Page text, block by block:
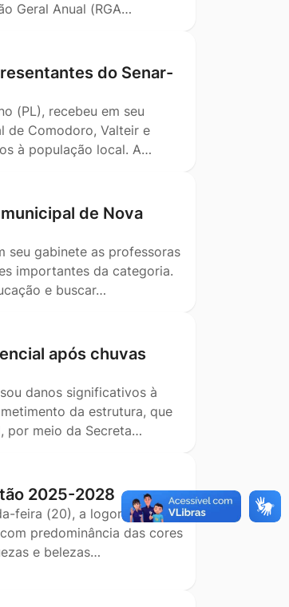
Geral Anual (RGA…
do Senar-
(PL), recebeu em seu
de Comodoro, Valteir e
à população local. A…
de Nova
seu gabinete as professoras
importantes da categoria.
e buscar…
após chuvas
danos significativos à
da estrutura, que
por meio da Secreta…
2025-2028
feira (20), a logomarca que
predominância das cores
e belezas…